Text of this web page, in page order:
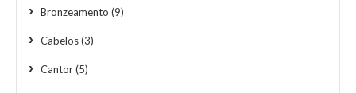
Bronzeamento (9)
Cabelos(3)
Cantor(5)